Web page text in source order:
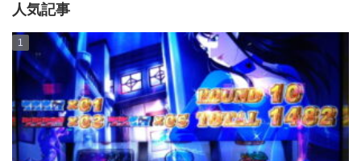
人気記事